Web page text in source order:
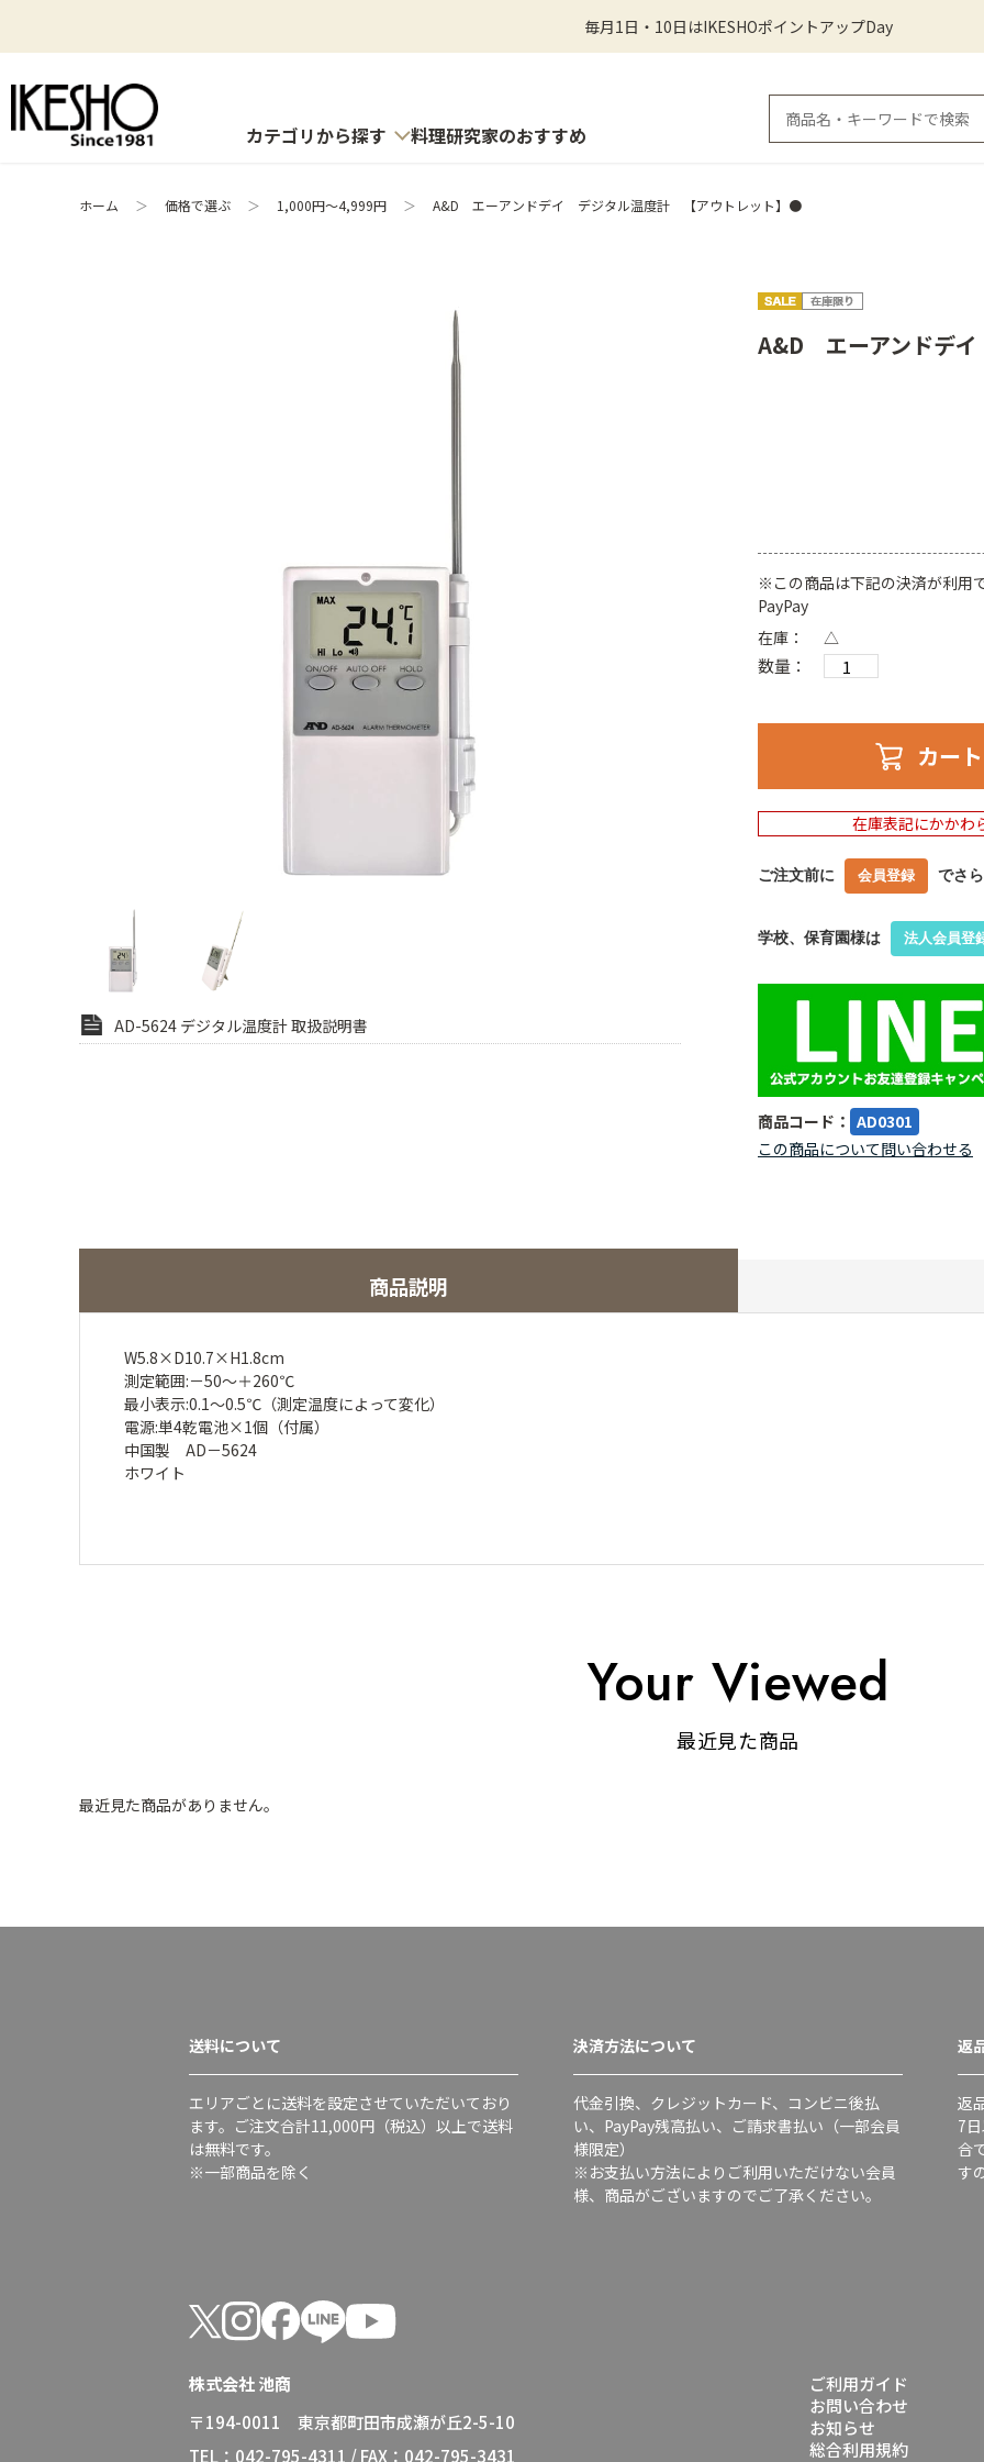
毎月1日・10日はIKESHOポイントアップDay
カテゴリから探す 料理研究家のおすすめ
ホーム ＞ 価格で選ぶ ＞ 1,000円～4,999円 ＞ A&D エーアンドデイ デジタル温度計 【アウトレット】●
AD-5624 デジタル温度計 取扱説明書
A&D エーアンドデ
※この商品は下記の決済が利用
PayPay
在庫：
△
数量：
カー
在庫表記にかかわ
ご注文前に 会員登録 でさ
学校、保育園様は 法人会員登
商品コード： AD0301
この商品について問い合わせる
商品説明
W5.8×D10.7×H1.8cm
測定範囲:－50～＋260℃
最小表示:0.1～0.5℃（測定温度によって変化）
電源:単4乾電池×1個（付属）
中国製 AD－5624
ホワイト
Your Viewed
最近見た商品
最近見た商品がありません。
送料について
エリアごとに送料を設定させていただいており
ます。ご注文合計11,000円（税込）以上で送料
は無料です。
※一部商品を除く
決済方法について
代金引換、クレジットカード、コンビニ後払
い、PayPay残高払い、ご請求書払い（一部会員
様限定）
※お支払い方法によりご利用いただけない会員
様、商品がございますのでご了承ください。
返
返
7
合
す
株式会社 池商
〒194-0011 東京都町田市成瀬が丘2-5-10
TEL：042-795-4311 / FAX：042-795-3431
ご利用ガイド
お問い合わせ
お知らせ
総合利用規約